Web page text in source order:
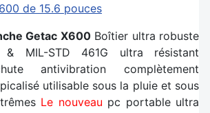
de 15.6 pouces
Getac X600Boîtier ultra robuste
& MIL-STD 461G ultra résistant
antivibration complètement
utilisable sous la pluie et sous
Le nouveau pc portable ultra